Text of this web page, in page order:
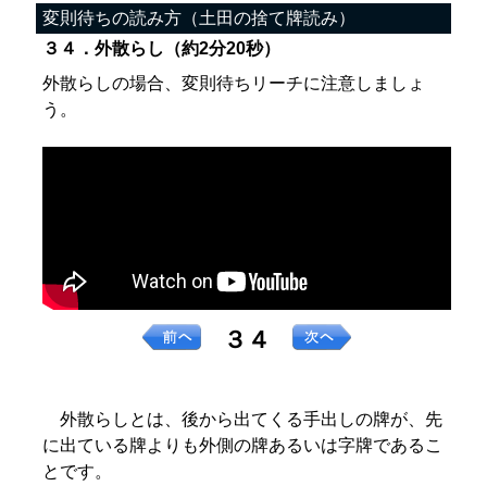
変則待ちの読み方（土田の捨て牌読み）
３４．外散らし（約2分20秒）
外散らしの場合、変則待ちリーチに注意しましょ
う。
３４
外散らしとは、後から出てくる手出しの牌が、先
に出ている牌よりも外側の牌あるいは字牌であるこ
とです。